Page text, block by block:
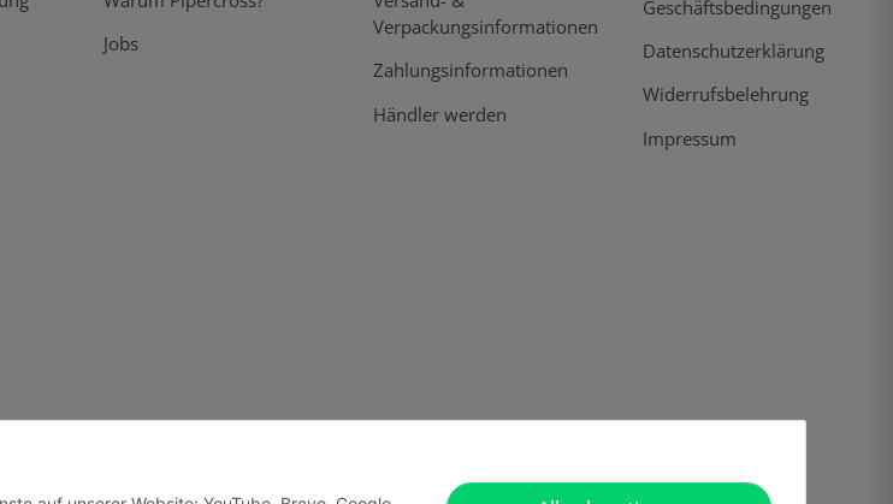
Jobs
Verpackungsinformationen
Zahlungsinformationen
Händler werden
Geschäftsbedingungen
Datenschutzerklärung
Widerrufsbelehrung
Impressum